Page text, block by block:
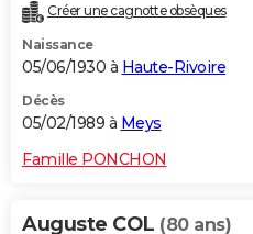
Créer une cagnotte obsèques
Naissance
05/06/1930 à Haute-Rivoire
Décès
05/02/1989 à Meys
Famille PONCHON
Auguste COL (80 ans)